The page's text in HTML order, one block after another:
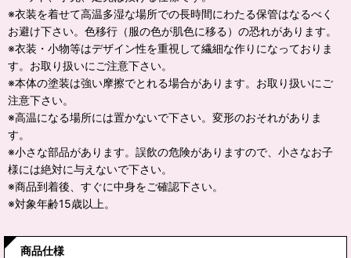
※衣装を着せて高温多湿な場所での長時間にわたる保管はなるべく
お避け下さい。色移行（服の色が肌色に移る）の恐れがあります。
※衣装・小物等はデザイン性を重視して繊細な作りになっておりま
す。お取り扱いにご注意下さい。
※本体の塗装は強い摩擦でとれる場合があります。お取り扱いにご
注意下さい。
※高温になる場所には置かないで下さい。変形のおそれがありま
す。
※小さな部品があります。誤飲の危険がありますので、小さなお子
様には絶対に与えないで下さい。
※商品到着後、すぐに中身をご確認下さい。
※対象年齢15歳以上。
商品仕様